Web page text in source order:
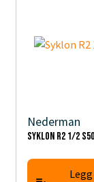
Nederman
Syklon R2 1/2 S50